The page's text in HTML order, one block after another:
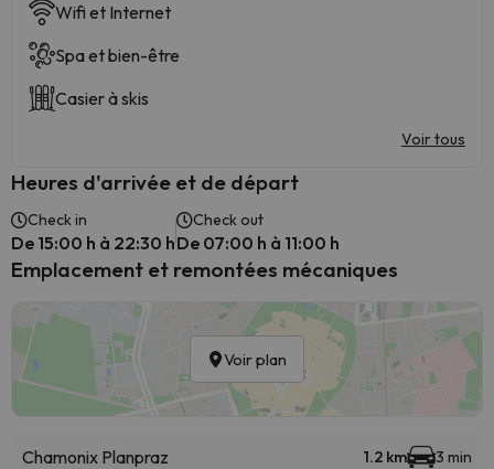
Wifi et Internet
Spa et bien-être
Casier à skis
Voir tous
Heures d'arrivée et de départ
Check in
De 15:00 h à 22:30 h
Check out
De 07:00 h à 11:00 h
Emplacement et remontées mécaniques
Voir plan
Chamonix Planpraz 1.2 km 3 min